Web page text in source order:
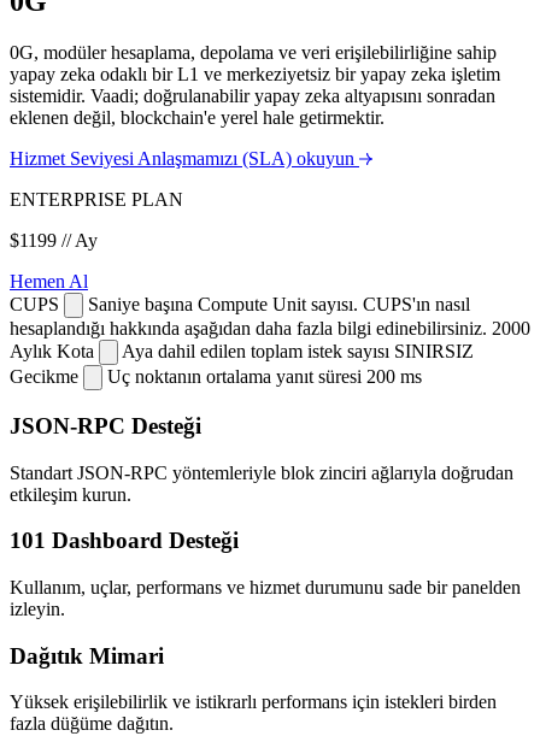
0G, modüler hesaplama, depolama ve veri erişilebilirliğine sahip
yapay zeka odaklı bir L1 ve merkeziyetsiz bir yapay zeka işletim
sistemidir. Vaadi; doğrulanabilir yapay zeka altyapısını sonradan
eklenen değil, blockchain'e yerel hale getirmektir.
Hizmet Seviyesi Anlaşmamızı (SLA) okuyun
ENTERPRISE PLAN
$1199 // Ay
Hemen Al
CUPS
Saniye başına Compute Unit sayısı. CUPS'ın nasıl
hesaplandığı hakkında aşağıdan daha fazla bilgi edinebilirsiniz. 2000
Aylık Kota
Aya dahil edilen toplam istek sayısı SINIRSIZ
Gecikme
Uç noktanın ortalama yanıt süresi 200 ms
JSON-RPC Desteği
Standart JSON-RPC yöntemleriyle blok zinciri ağlarıyla doğrudan
etkileşim kurun.
101 Dashboard Desteği
Kullanım, uçlar, performans ve hizmet durumunu sade bir panelden
izleyin.
Dağıtık Mimari
Yüksek erişilebilirlik ve istikrarlı performans için istekleri birden
fazla düğüme dağıtın.